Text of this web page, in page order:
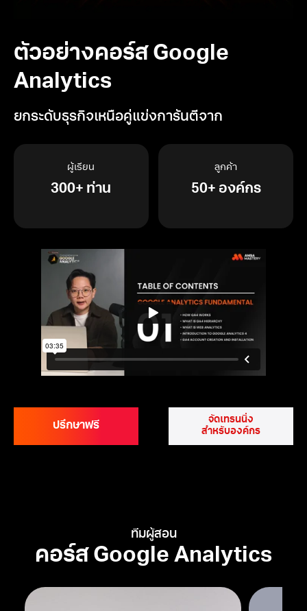
ตัวอย่างคอร์ส Google
Analytics
ยกระดับธุรกิจเหนือคู่แข่งการันตีจาก
ผู้เรียน
300+ ท่าน
ลูกค้า
50+ องค์กร
ปรึกษาฟรี
จัดเทรนนิ่ง
สำหรับองค์กร
ทีมผู้สอน
คอร์ส Google Analytics